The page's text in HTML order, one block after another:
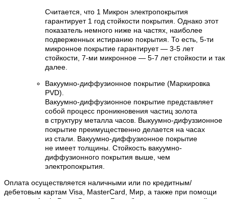
Считается, что 1 Микрон электропокрытия
гарантирует 1 год стойкости покрытия. Однако этот
показатель немного ниже на частях, наиболее
подверженных истиранию покрытия. То есть, 5-ти
микронное покрытие гарантирует — 3-5 лет
стойкости, 7-ми микронное — 5-7 лет стойкости и так
далее.
Вакуумно-диффузионное покрытие (Маркировка
PVD).
Вакуумно-диффузионное покрытие представляет
собой процесс проникновения частиц золота
в структуру металла часов. Выкуумно-дифуззионное
покрытие преимущественно делается на часах
из стали. Вакуумно-диффузионное покрытие
не имеет толщины. Стойкость вакуумно-
диффузионного покрытия выше, чем
электропокрытия.
Оплата осуществляется наличными или по кредитным/
дебетовым картам Visa, MasterCard, Мир, а также при помощи